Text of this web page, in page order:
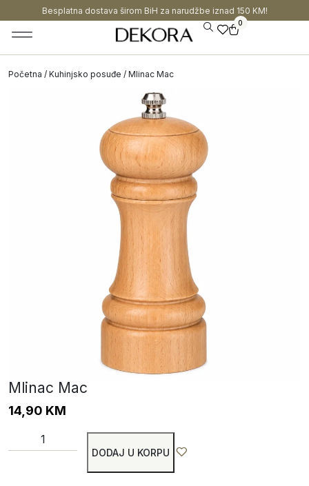
Besplatna dostava širom BiH za narudžbe iznad 150 KM!
0
Početna / Kuhinjsko posuđe / Mlinac Mac
Mlinac Mac
14,90 KM
DODAJ U KORPU